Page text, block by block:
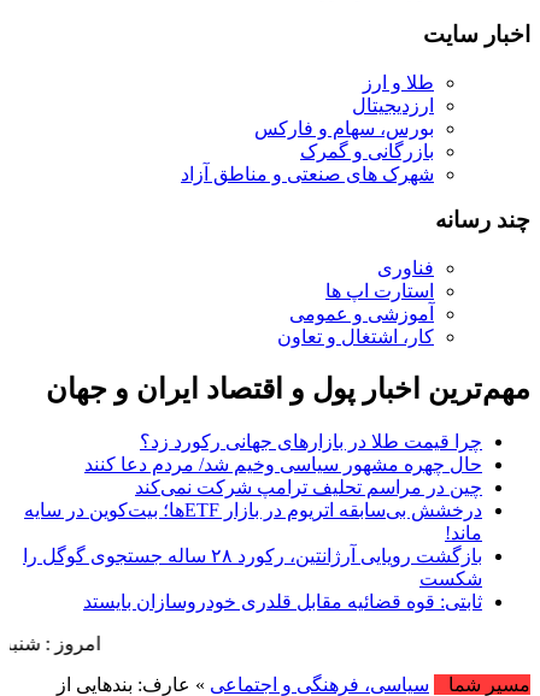
اخبار سایت
طلا و ارز
ارزدیجیتال
بورس، سهام و فارکس
بازرگانی و گمرک
شهرک های صنعتی و مناطق آزاد
چند رسانه
فناوری
استارت اپ ها
آموزشی و عمومی
کار، اشتغال و تعاون
مهم‌ترین اخبار پول و اقتصاد ایران و جهان
چرا قیمت طلا در بازارهای جهانی رکورد زد؟
حال چهره مشهور سیاسی وخیم شد/ مردم دعا کنند
چین در مراسم تحلیف ترامپ شرکت نمی‌کند
درخشش بی‌سابقه اتریوم در بازار ETFها؛ بیت‌کوین در سایه
ماند!
بازگشت رویایی آرژانتین، رکورد ۲۸ ساله جستجوی گوگل را
شکست
ثابتی: قوه قضائیه مقابل قلدری خودروسازان بایستد
امروز : شنبه, ۱۷ مرداد , ۱۴۰۵ .::. برابر با : Saturday, 8 August , 2026 .::. اخبار منتشر شده : 42 خبر
مسیر شما
سیاسی، فرهنگی و اجتماعی » عارف: بندهایی از